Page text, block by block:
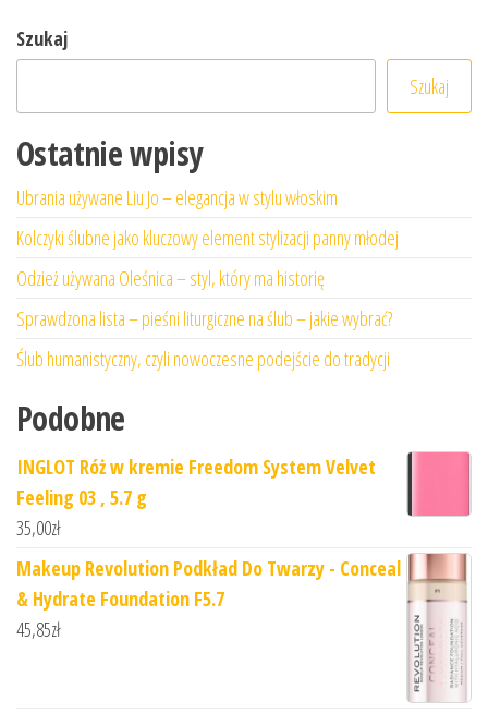
Szukaj
Szukaj
Ostatnie wpisy
Ubrania używane Liu Jo – elegancja w stylu włoskim
Kolczyki ślubne jako kluczowy element stylizacji panny młodej
Odzież używana Oleśnica – styl, który ma historię
Sprawdzona lista – pieśni liturgiczne na ślub – jakie wybrać?
Ślub humanistyczny, czyli nowoczesne podejście do tradycji
Podobne
INGLOT Róż w kremie Freedom System Velvet
Feeling 03 , 5.7 g
35,00zł
Makeup Revolution Podkład Do Twarzy - Conceal
& Hydrate Foundation F5.7
45,85zł